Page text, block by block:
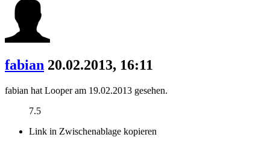
fabian 20.02.2013, 16:11
fabian hat Looper am 19.02.2013 gesehen.
7.5
Link in Zwischenablage kopieren